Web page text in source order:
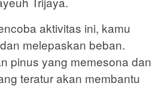
aktivitas ini, kamu
melepaskan beban.
pinus yang memesona dan
teratur akan membantu